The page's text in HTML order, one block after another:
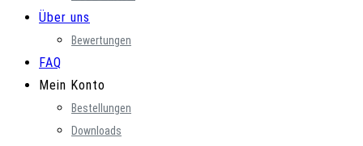
Über uns
Bewertungen
FAQ
Mein Konto
Bestellungen
Downloads